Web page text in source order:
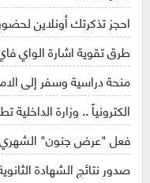
احجز تذكرتك أونلاين
طرق تقوية اشارة الواي
منحة دراسية وسفر إلى
الكترونياً .. وزارة
فعل "عرض جنون" الشهري
صدور نتائج الشهادة